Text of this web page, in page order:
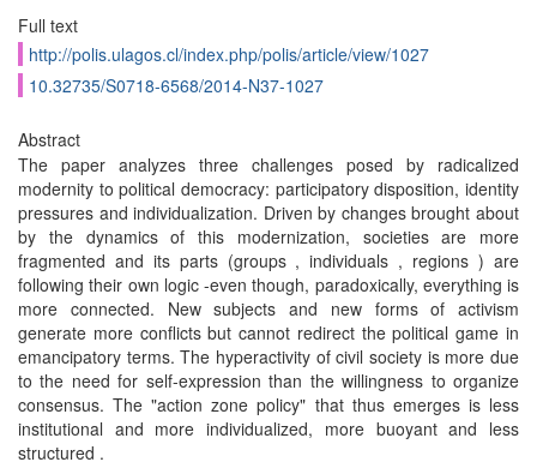
Full text
http://polis.ulagos.cl/index.php/polis/article/view/1027
10.32735/S0718-6568/2014-N37-1027
Abstract
The paper analyzes three challenges posed by radicalized
modernity to political democracy: participatory disposition, identity
pressures and individualization. Driven by changes brought about
by the dynamics of this modernization, societies are more
fragmented and its parts (groups , individuals , regions ) are
following their own logic -even though, paradoxically, everything is
more connected. New subjects and new forms of activism
generate more conflicts but cannot redirect the political game in
emancipatory terms. The hyperactivity of civil society is more due
to the need for self-expression than the willingness to organize
consensus. The "action zone policy" that thus emerges is less
institutional and more individualized, more buoyant and less
structured .